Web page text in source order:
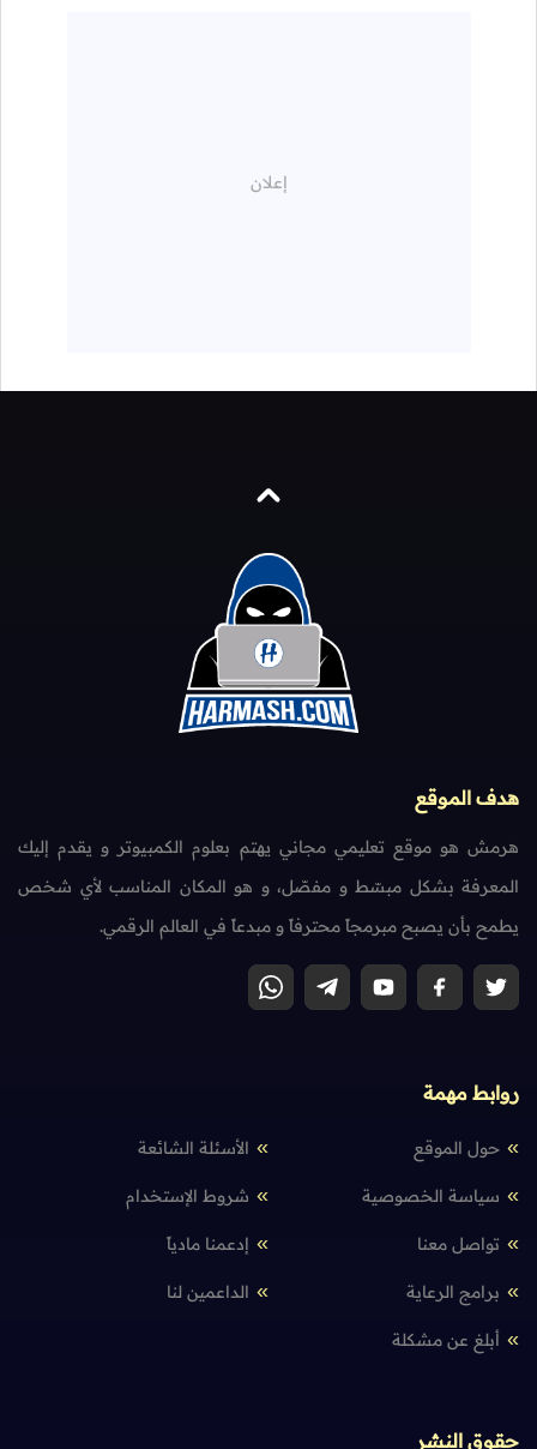
هدف الموقع
هرمش هو موقع تعليمي مجاني يهتم بعلوم الكمبيوتر و يقدم إليك
المعرفة بشكل مبسّط و مفصّل، و هو المكان المناسب لأي شخص
يطمح بأن يصبح مبرمجاً محترفاً و مبدعاً في العالم الرقمي.
روابط مهمة
حول الموقع الأسئلة الشائعة
سياسة الخصوصية شروط الإستخدام
تواصل معنا إدعمنا مادياً
برامج الرعاية الداعمين لنا
أبلغ عن مشكلة
حقوق النشر